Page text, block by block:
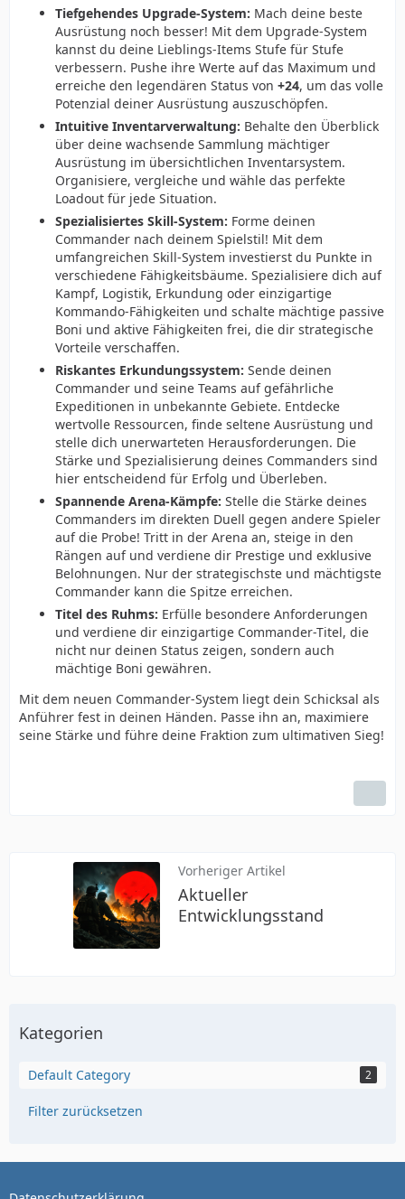
Tiefgehendes Upgrade-System: Mach deine beste
Ausrüstung noch besser! Mit dem Upgrade-System
kannst du deine Lieblings-Items Stufe für Stufe
verbessern. Pushe ihre Werte auf das Maximum und
erreiche den legendären Status von +24, um das volle
Potenzial deiner Ausrüstung auszuschöpfen.
Intuitive Inventarverwaltung: Behalte den Überblick
über deine wachsende Sammlung mächtiger
Ausrüstung im übersichtlichen Inventarsystem.
Organisiere, vergleiche und wähle das perfekte
Loadout für jede Situation.
Spezialisiertes Skill-System: Forme deinen
Commander nach deinem Spielstil! Mit dem
umfangreichen Skill-System investierst du Punkte in
verschiedene Fähigkeitsbäume. Spezialisiere dich auf
Kampf, Logistik, Erkundung oder einzigartige
Kommando-Fähigkeiten und schalte mächtige passive
Boni und aktive Fähigkeiten frei, die dir strategische
Vorteile verschaffen.
Riskantes Erkundungssystem: Sende deinen
Commander und seine Teams auf gefährliche
Expeditionen in unbekannte Gebiete. Entdecke
wertvolle Ressourcen, finde seltene Ausrüstung und
stelle dich unerwarteten Herausforderungen. Die
Stärke und Spezialisierung deines Commanders sind
hier entscheidend für Erfolg und Überleben.
Spannende Arena-Kämpfe: Stelle die Stärke deines
Commanders im direkten Duell gegen andere Spieler
auf die Probe! Tritt in der Arena an, steige in den
Rängen auf und verdiene dir Prestige und exklusive
Belohnungen. Nur der strategischste und mächtigste
Commander kann die Spitze erreichen.
Titel des Ruhms: Erfülle besondere Anforderungen
und verdiene dir einzigartige Commander-Titel, die
nicht nur deinen Status zeigen, sondern auch
mächtige Boni gewähren.
Mit dem neuen Commander-System liegt dein Schicksal als
Anführer fest in deinen Händen. Passe ihn an, maximiere
seine Stärke und führe deine Fraktion zum ultimativen Sieg!
Vorheriger Artikel
Aktueller
Entwicklungsstand
Kategorien
Default Category 2
Filter zurücksetzen